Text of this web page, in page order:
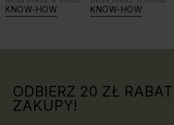
KNOW-HOW
biżuterię?
KNOW-HOW
ODBIERZ 20 ZŁ
ZAKUPY!